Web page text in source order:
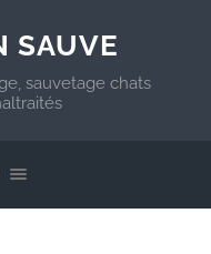
SAUVE
sauvetage chats